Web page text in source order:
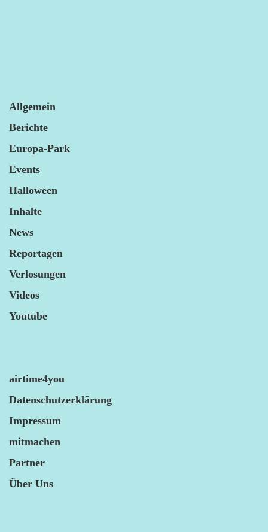
Allgemein
Berichte
Europa-Park
Events
Halloween
Inhalte
News
Reportagen
Verlosungen
Videos
Youtube
airtime4you
Datenschutzerklärung
Impressum
mitmachen
Partner
Über Uns